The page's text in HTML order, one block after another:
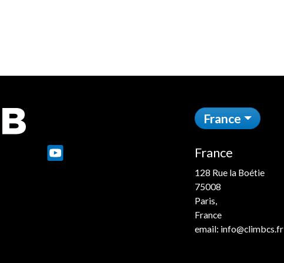
France
France
128 Rue la Boétie
75008
Paris,
France
email: info@climbcs.fr